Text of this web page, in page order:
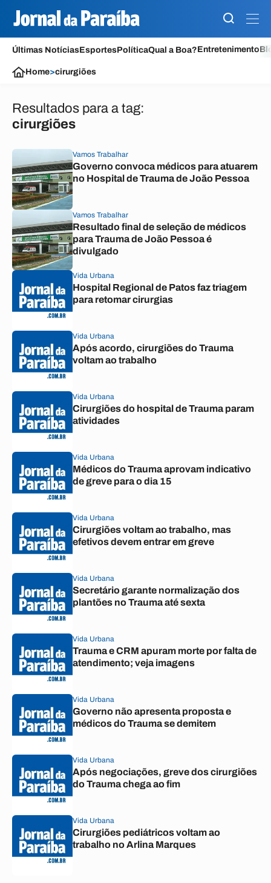
Últimas NotíciasEsportesPolíticaQual a Boa?Entretenimento
Home>cirurgiões
Resultados para a tag:
cirurgiões
Vamos Trabalhar
Governo convoca médicos para atuarem
no Hospital de Trauma de João Pessoa
Vamos Trabalhar
Resultado final de seleção de médicos
para Trauma de João Pessoa é
divulgado
Vida Urbana
Hospital Regional de Patos faz triagem
para retomar cirurgias
Vida Urbana
Após acordo, cirurgiões do Trauma
voltam ao trabalho
Vida Urbana
Cirurgiões do hospital de Trauma param
atividades
Vida Urbana
Médicos do Trauma aprovam indicativo
de greve para o dia 15
Vida Urbana
Cirurgiões voltam ao trabalho, mas
efetivos devem entrar em greve
Vida Urbana
Secretário garante normalização dos
plantões no Trauma até sexta
Vida Urbana
Trauma e CRM apuram morte por falta de
atendimento; veja imagens
Vida Urbana
Governo não apresenta proposta e
médicos do Trauma se demitem
Vida Urbana
Após negociações, greve dos cirurgiões
do Trauma chega ao fim
Vida Urbana
Cirurgiões pediátricos voltam ao
trabalho no Arlina Marques